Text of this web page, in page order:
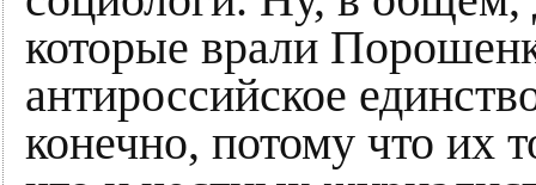
которые врали
антироссийское
конечно, потому что их